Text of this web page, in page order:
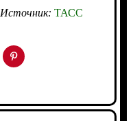
Источник: ТАСС